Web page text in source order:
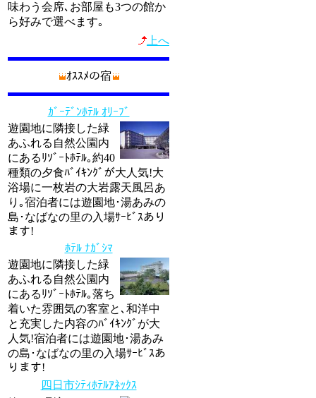
味わう会席､お部屋も3つの館か
ら好みで選べます｡
上へ
ｵｽｽﾒの宿
ｶﾞｰﾃﾞﾝﾎﾃﾙ ｵﾘｰﾌﾞ
遊園地に隣接した緑
あふれる自然公園内
にあるﾘｿﾞｰﾄﾎﾃﾙ｡約40
種類の夕食ﾊﾞｲｷﾝｸﾞが大人気!大
浴場に一枚岩の大岩露天風呂あ
り｡宿泊者には遊園地･湯あみの
島･なばなの里の入場ｻｰﾋﾞｽあり
ます!
ﾎﾃﾙ ﾅｶﾞｼﾏ
遊園地に隣接した緑
あふれる自然公園内
にあるﾘｿﾞｰﾄﾎﾃﾙ｡落ち
着いた雰囲気の客室と､和洋中
と充実した内容のﾊﾞｲｷﾝｸﾞが大
人気!宿泊者には遊園地･湯あみ
の島･なばなの里の入場ｻｰﾋﾞｽあ
ります!
四日市ｼﾃｨﾎﾃﾙｱﾈｯｸｽ